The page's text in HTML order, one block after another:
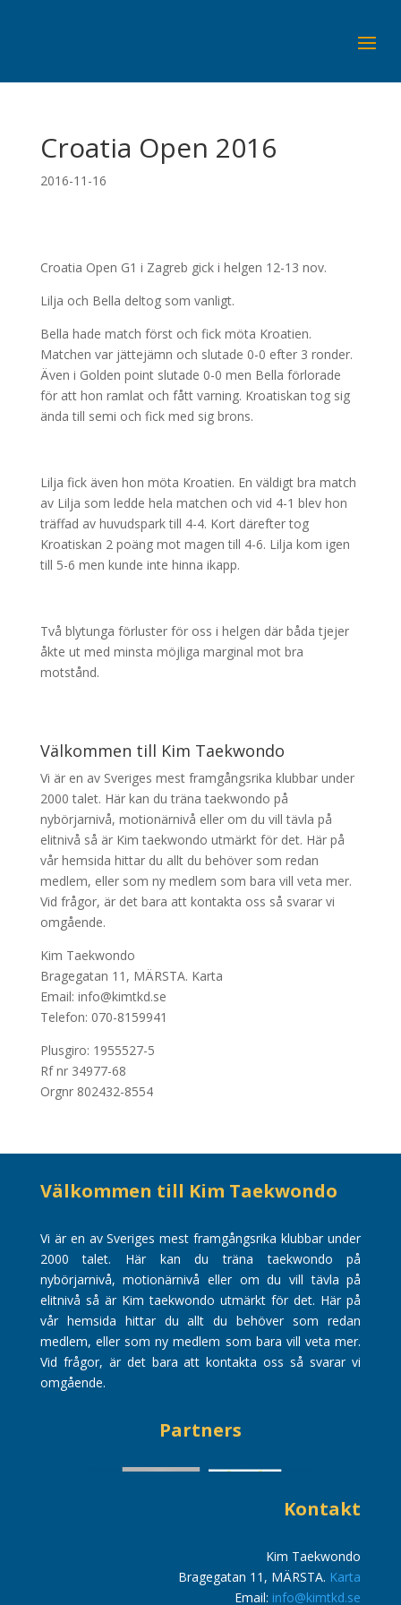
Croatia Open 2016
2016-11-16
Croatia Open G1 i Zagreb gick i helgen 12-13 nov.
Lilja och Bella deltog som vanligt.
Bella hade match först och fick möta Kroatien.
Matchen var jättejämn och slutade 0-0 efter 3 ronder.
Även i Golden point slutade 0-0 men Bella förlorade
för att hon ramlat och fått varning. Kroatiskan tog sig
ända till semi och fick med sig brons.
Lilja fick även hon möta Kroatien. En väldigt bra match
av Lilja som ledde hela matchen och vid 4-1 blev hon
träffad av huvudspark till 4-4. Kort därefter tog
Kroatiskan 2 poäng mot magen till 4-6. Lilja kom igen
till 5-6 men kunde inte hinna ikapp.
Två blytunga förluster för oss i helgen där båda tjejer
åkte ut med minsta möjliga marginal mot bra
motstånd.
Välkommen till Kim Taekwondo
Vi är en av Sveriges mest framgångsrika klubbar under
2000 talet. Här kan du träna taekwondo på
nybörjarnivå, motionärnivå eller om du vill tävla på
elitnivå så är Kim taekwondo utmärkt för det. Här på
vår hemsida hittar du allt du behöver som redan
medlem, eller som ny medlem som bara vill veta mer.
Vid frågor, är det bara att kontakta oss så svarar vi
omgående.
Kim Taekwondo
Bragegatan 11, MÄRSTA. Karta
Email: info@kimtkd.se
Telefon: 070-8159941
Plusgiro: 1955527-5
Rf nr 34977-68
Orgnr 802432-8554
Välkommen till Kim Taekwondo
Vi är en av Sveriges mest framgångsrika klubbar under
2000 talet. Här kan du träna taekwondo på
nybörjarnivå, motionärnivå eller om du vill tävla på
elitnivå så är Kim taekwondo utmärkt för det. Här på
vår hemsida hittar du allt du behöver som redan
medlem, eller som ny medlem som bara vill veta mer.
Vid frågor, är det bara att kontakta oss så svarar vi
omgående.
Partners
Kontakt
Kim Taekwondo
Bragegatan 11, MÄRSTA. Karta
Email: info@kimtkd.se